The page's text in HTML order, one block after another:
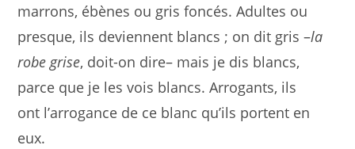
marrons, ébènes ou gris foncés. Adultes ou
presque, ils deviennent blancs ; on dit gris –la
robe grise, doit-on dire– mais je dis blancs,
parce que je les vois blancs. Arrogants, ils
ont l’arrogance de ce blanc qu’ils portent en
eux.